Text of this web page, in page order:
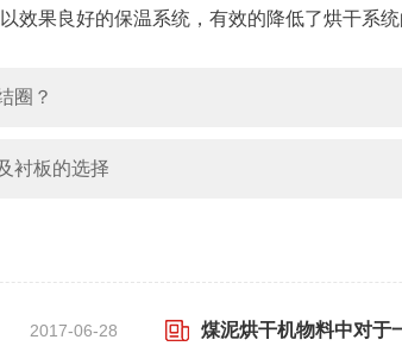
效果良好的保温系统，有效的降低了烘干系统
圈？
衬板的选择
2017-06-28